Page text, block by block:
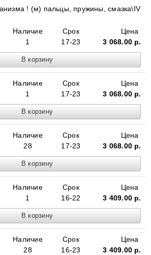
! (м) пальцы, пружины, смазка\IV
Наличие
1
Срок
17-23
Цена
3 068.00 р.
Наличие
1
Срок
17-23
Цена
3 068.00 р.
Наличие
28
Срок
17-23
Цена
3 068.00 р.
Наличие
1
Срок
16-22
Цена
3 409.00 р.
Наличие
28
Срок
16-23
Цена
3 409.00 р.